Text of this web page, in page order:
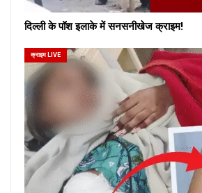
दिल्ली के पॉश इलाके में सनसनीखेज क्राइम!
क्राइम LIVE